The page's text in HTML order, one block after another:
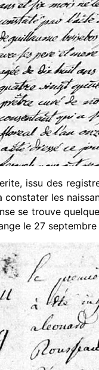
issu des
les
se trouve
le 27